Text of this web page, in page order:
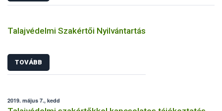
Talajvédelmi Szakértői Nyilvántartás
TOVÁBB
2019. május 7., kedd